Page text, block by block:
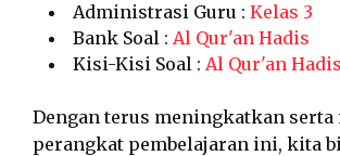
Administrasi Guru : Kelas 3
Bank Soal : Al Qur'an Hadis
Kisi-Kisi Soal : Al Qur'an Hadis
Dengan terus meningkatkan serta
perangkat pembelajaran ini, kita